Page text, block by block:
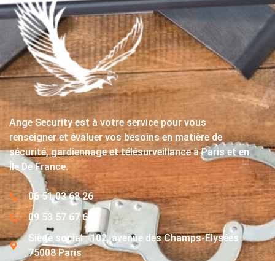
Ange Security est à votre service pour vous
renseigner et évaluer vos besoins en matière de
sécurité, gardiennage et télésurveillance à Paris et en
Île De France.
06 51 03 68 26
09 53 57 67 63
Siège social : 102, avenue des Champs-Elysées
75008 Paris